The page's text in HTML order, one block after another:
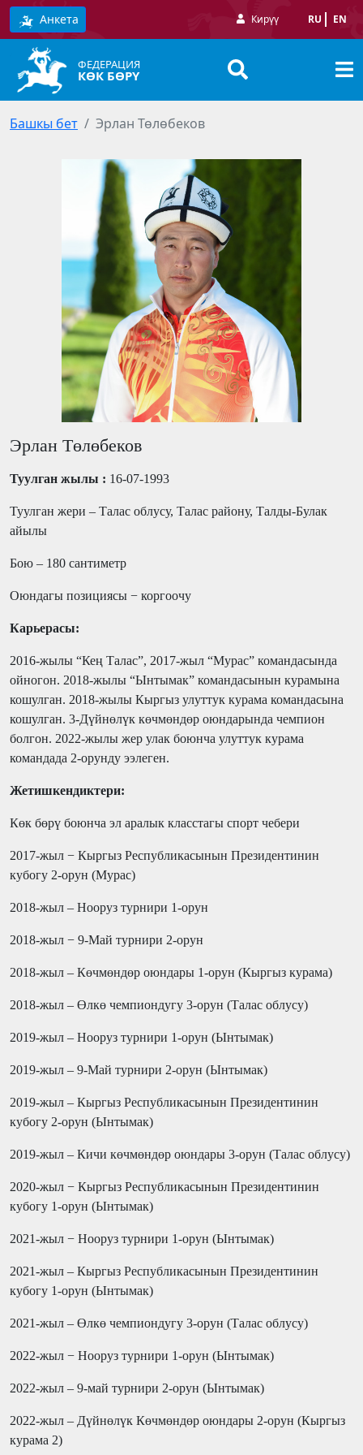
Анкета Кирүү RU EN
ФЕДЕРАЦИЯ
КӨК БӨРҮ
Башкы бет Эрлан Төлөбеков
Эрлан Төлөбеков
Туулган жылы : 16-07-1993
Туулган жери – Талас облусу, Талас району, Талды-Булак
айылы
Бою – 180 сантиметр
Оюндагы позициясы − коргоочу
Карьерасы:
2016-жылы “Кең Талас”, 2017-жыл “Мурас” командасында
ойногон. 2018-жылы “Ынтымак” командасынын курамына
кошулган. 2018-жылы Кыргыз улуттук курама командасына
кошулган. 3-Дүйнөлүк көчмөндөр оюндарында чемпион
болгон. 2022-жылы жер улак боюнча улуттук курама
командада 2-орунду ээлеген.
Жетишкендиктери:
Көк бөрү боюнча эл аралык класстагы спорт чебери
2017-жыл − Кыргыз Республикасынын Президентинин
кубогу 2-орун (Мурас)
2018-жыл – Нооруз турнири 1-орун
2018-жыл − 9-Май турнири 2-орун
2018-жыл – Көчмөндөр оюндары 1-орун (Кыргыз курама)
2018-жыл – Өлкө чемпиондугу 3-орун (Талас облусу)
2019-жыл – Нооруз турнири 1-орун (Ынтымак)
2019-жыл – 9-Май турнири 2-орун (Ынтымак)
2019-жыл – Кыргыз Республикасынын Президентинин
кубогу 2-орун (Ынтымак)
2019-жыл – Кичи көчмөндөр оюндары 3-орун (Талас облусу)
2020-жыл − Кыргыз Республикасынын Президентинин
кубогу 1-орун (Ынтымак)
2021-жыл − Нооруз турнири 1-орун (Ынтымак)
2021-жыл – Кыргыз Республикасынын Президентинин
кубогу 1-орун (Ынтымак)
2021-жыл – Өлкө чемпиондугу 3-орун (Талас облусу)
2022-жыл − Нооруз турнири 1-орун (Ынтымак)
2022-жыл – 9-май турнири 2-орун (Ынтымак)
2022-жыл – Дүйнөлүк Көчмөндөр оюндары 2-орун (Кыргыз
курама 2)